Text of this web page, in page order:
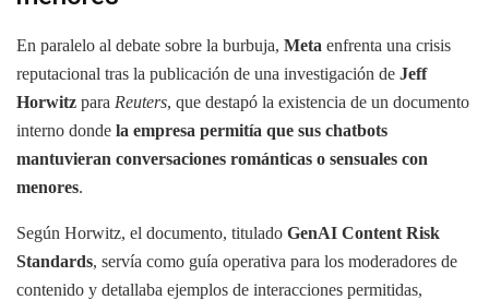
En paralelo al debate sobre la burbuja, Meta enfrenta una crisis
reputacional tras la publicación de una investigación de Jeff
Horwitz para Reuters, que destapó la existencia de un documento
interno donde la empresa permitía que sus chatbots
mantuvieran conversaciones románticas o sensuales con
menores.
Según Horwitz, el documento, titulado GenAI Content Risk
Standards, servía como guía operativa para los moderadores de
contenido y detallaba ejemplos de interacciones permitidas,